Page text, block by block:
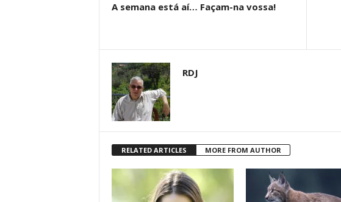
A semana está aí… Façam-na vossa!
RDJ
RELATED ARTICLES MORE FROM AUTHOR